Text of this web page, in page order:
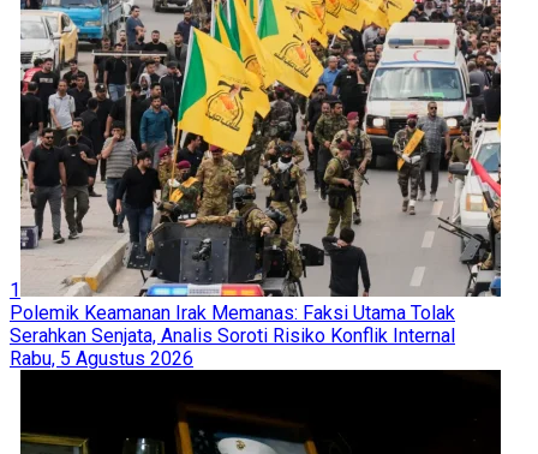
1
Polemik Keamanan Irak Memanas: Faksi Utama Tolak
Serahkan Senjata, Analis Soroti Risiko Konflik Internal
Rabu, 5 Agustus 2026